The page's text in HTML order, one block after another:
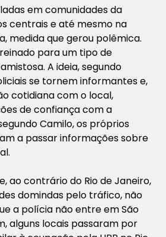
em comunidades da
centrais e até mesmo na
medida que gerou polêmica.
para um tipo de
A ideia, segundo
se tornem informantes e,
cotidiana com o local,
de confiança com a
Camilo, os próprios
a passar informações sobre
ao contrário do Rio de Janeiro,
domindas pelo tráfico, não
a polícia não entre em São
alguns locais passaram por